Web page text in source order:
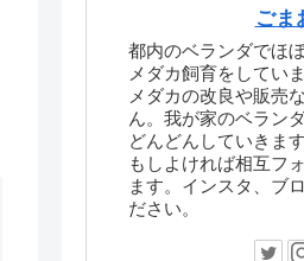
ごま
都内のベランダでほ
メダカ飼育をしていま
メダカの改良や販売
ん。我が家のベラン
どんどんしていきます
もしよければ相互フ
ます。インスタ、ブ
ださい。